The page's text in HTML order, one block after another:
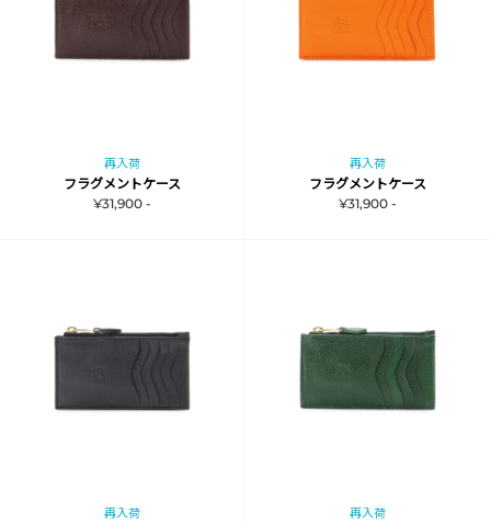
再入荷
フラグメントケース
¥31,900 -
再入荷
フラグメントケース
¥31,900 -
再入荷 再入荷